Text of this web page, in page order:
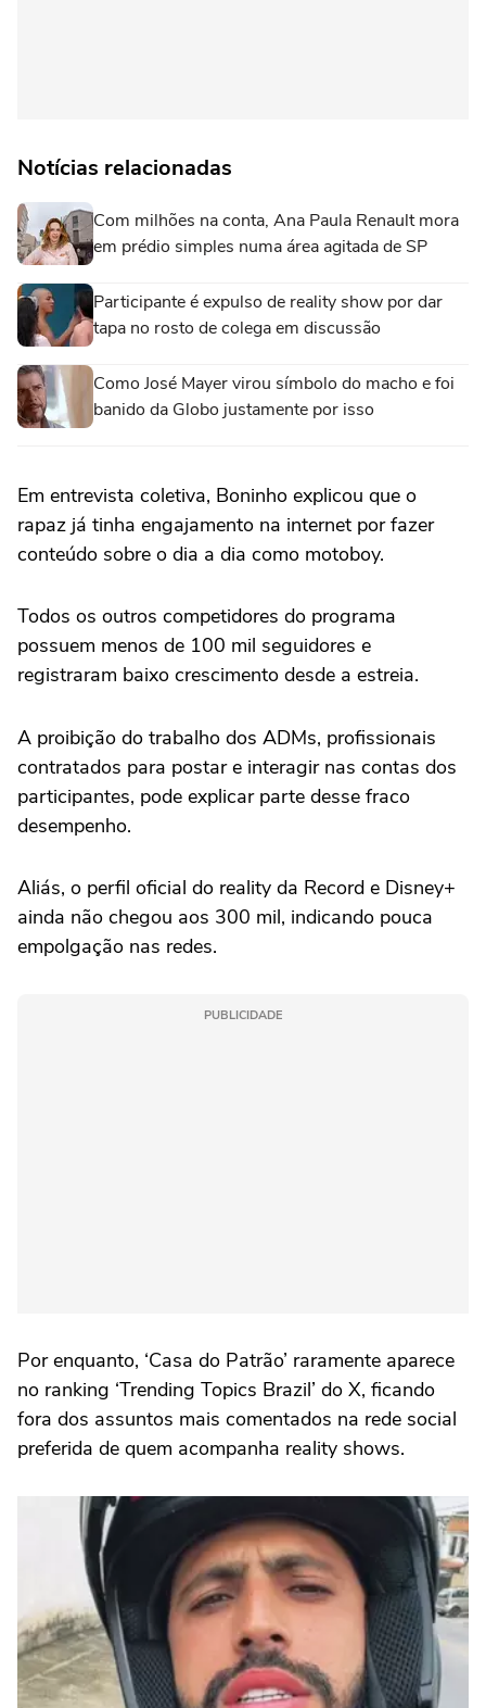
Notícias relacionadas
Com milhões na conta, Ana Paula Renault mora
em prédio simples numa área agitada de SP
Participante é expulso de reality show por dar
tapa no rosto de colega em discussão
Como José Mayer virou símbolo do macho e foi
banido da Globo justamente por isso
Em entrevista coletiva, Boninho explicou que o
rapaz já tinha engajamento na internet por fazer
conteúdo sobre o dia a dia como motoboy.
Todos os outros competidores do programa
possuem menos de 100 mil seguidores e
registraram baixo crescimento desde a estreia.
A proibição do trabalho dos ADMs, profissionais
contratados para postar e interagir nas contas dos
participantes, pode explicar parte desse fraco
desempenho.
Aliás, o perfil oficial do reality da Record e Disney+
ainda não chegou aos 300 mil, indicando pouca
empolgação nas redes.
PUBLICIDADE
Por enquanto, ‘Casa do Patrão’ raramente aparece
no ranking ‘Trending Topics Brazil’ do X, ficando
fora dos assuntos mais comentados na rede social
preferida de quem acompanha reality shows.